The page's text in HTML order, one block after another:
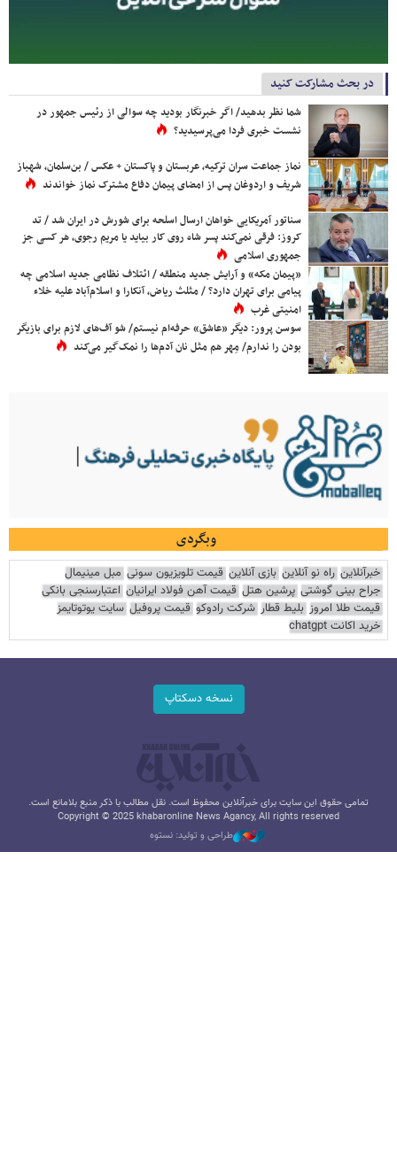
در بحث مشارکت کنید
شما نظر بدهید/ اگر خبرنگار بودید چه سوالی از رئیس جمهور در
نشست خبری فردا می‌پرسیدید؟
نماز جماعت سران ترکیه، عربستان و پاکستان + عکس / بن‌سلمان، شهباز
شریف و اردوغان پس از امضای پیمان دفاع مشترک نماز خواندند
سناتور آمریکایی خواهان ارسال اسلحه برای شورش در ایران شد / تد
کروز: فرقی نمی‌کند پسر شاه روی کار بیاید یا مریم رجوی، هر کسی جز
جمهوری اسلامی
«پیمان مکه» و آرایش جدید منطقه / ائتلاف نظامی جدید اسلامی چه
پیامی برای تهران دارد؟ / مثلث ریاض، آنکارا و اسلام‌آباد علیه خلاء
امنیتی غرب
سوسن پرور: دیگر «عاشق» حرفه‌ام نیستم/ شو آف‌های لازم برای بازیگر
بودن را ندارم/ مِهر هم مثل نان آدم‌ها را نمک‌گیر می‌کند
وبگردی
خبرآنلاین راه نو آنلاین بازی آنلاین قیمت تلویزیون سونی مبل مینیمال
جراح بینی گوشتی پرشین هتل قیمت آهن فولاد ایرانیان اعتبارسنجی بانکی
قیمت طلا امروز بلیط قطار شرکت رادوکو قیمت پروفیل سایت یوتوتایمز
خرید اکانت chatgpt
نسخه دسکتاپ
تمامی حقوق این سایت برای خبرآنلاین محفوظ است. نقل مطالب با ذکر منبع بلامانع است.
Copyright © 2025 khabaronline News Agancy, All rights reserved
طراحی و تولید: نستوه